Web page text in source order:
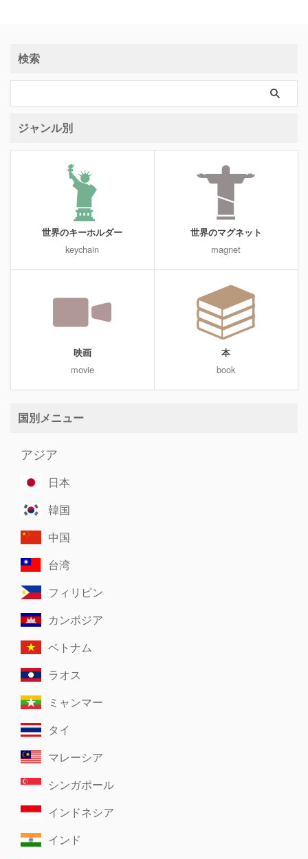
検索
ジャンル別
世界のキーホルダー
keychain
世界のマグネット
magnet
映画
movie
本
book
国別メニュー
アジア
日本
韓国
中国
台湾
フィリピン
カンボジア
ベトナム
ラオス
ミャンマー
タイ
マレーシア
シンガポール
インドネシア
インド